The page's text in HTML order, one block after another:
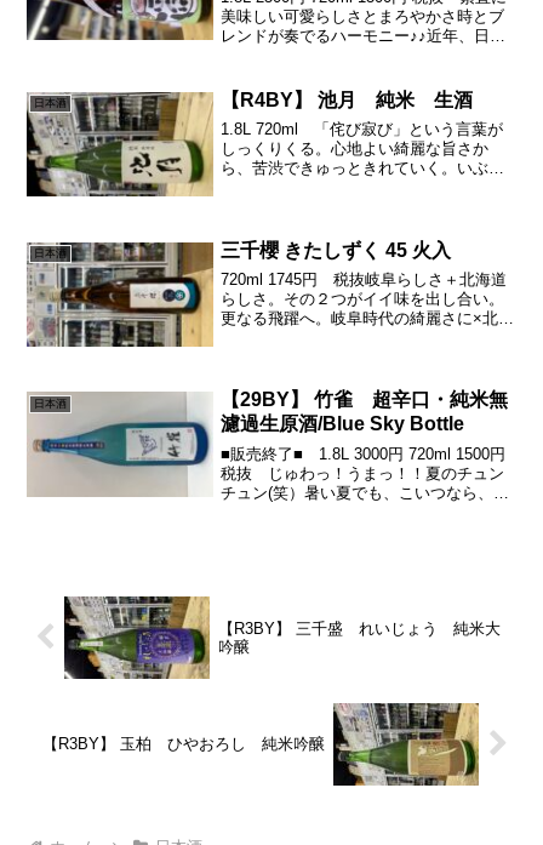
美味しい可愛らしさとまろやかさ時とブ
レンドが奏でるハーモニー♪♪近年、日本
今年はモウモウ牛です。ホルスタイン...
日本酒 【R4BY】 池月 純米 生酒
1.8L 720ml 「侘び寂び」という言葉が
しっくりくる。心地よい綺麗な旨さか
ら、苦渋できゅっときれていく。いぶし
ときて...
日本酒 三千櫻 きたしずく 45 火入
720ml 1745円 税抜岐阜らしさ＋北海道
らしさ。その２つがイイ味を出し合い。
更なる飛躍へ。岐阜時代の綺麗さに×北海
絶妙な協...
日本酒
【29BY】 竹雀 超辛口・純米無
濾過生原酒/Blue Sky Bottle
■販売終了■ 1.8L 3000円 720ml 1500円
税抜 じゅわっ！うまっ！！夏のチュン
チュン(笑）暑い夏でも、こいつなら、あ
【R3BY】 三千盛 れいじょう 純米大
吟醸
【R3BY】 玉柏 ひやおろし 純米吟醸